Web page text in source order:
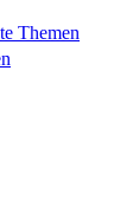
Themen